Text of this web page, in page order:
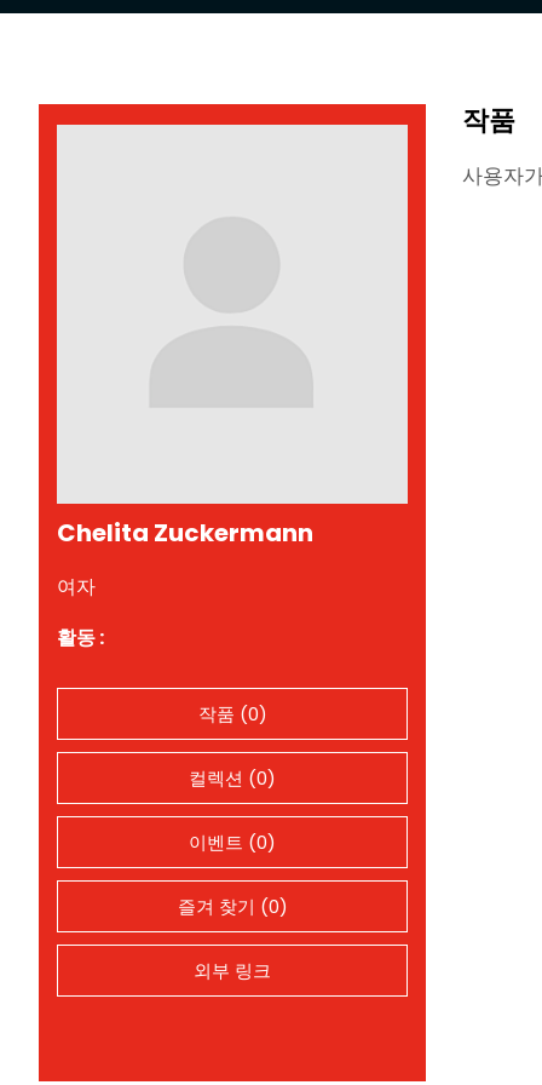
Chelita Zuckermann
여자
활동 :
작품 (0)
컬렉션 (0)
이벤트 (0)
즐겨 찾기 (0)
외부 링크
작품
사용자